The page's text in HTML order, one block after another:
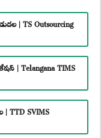
| TS Outsourcing
| Telangana TIMS
TTD SVIMS